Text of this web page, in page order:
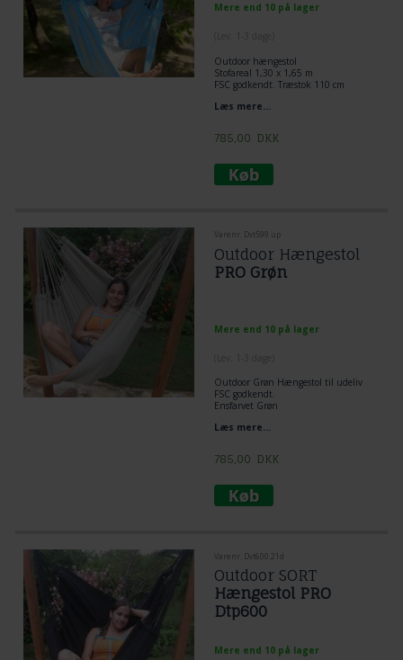
Mere end 10 på lager
Outdoor hængestol
Stofareal 1,30 x 1,65 m
FSC godkendt. Træstok 110 cm
Læs mere...
785,00 DKK
Varenr. Dvt599.up
Outdoor Hængestol
PRO Grøn
Mere end 10 på lager
Outdoor Grøn Hængestol til udeliv
FSC godkendt.
Ensfarvet Grøn
1,20 x 1,45 m stof sidde
Læs mere...
785,00 DKK
Varenr. Dvt600.21d
Outdoor SORT
Hængestol PRO
Dtp600
Mere end 10 på lager